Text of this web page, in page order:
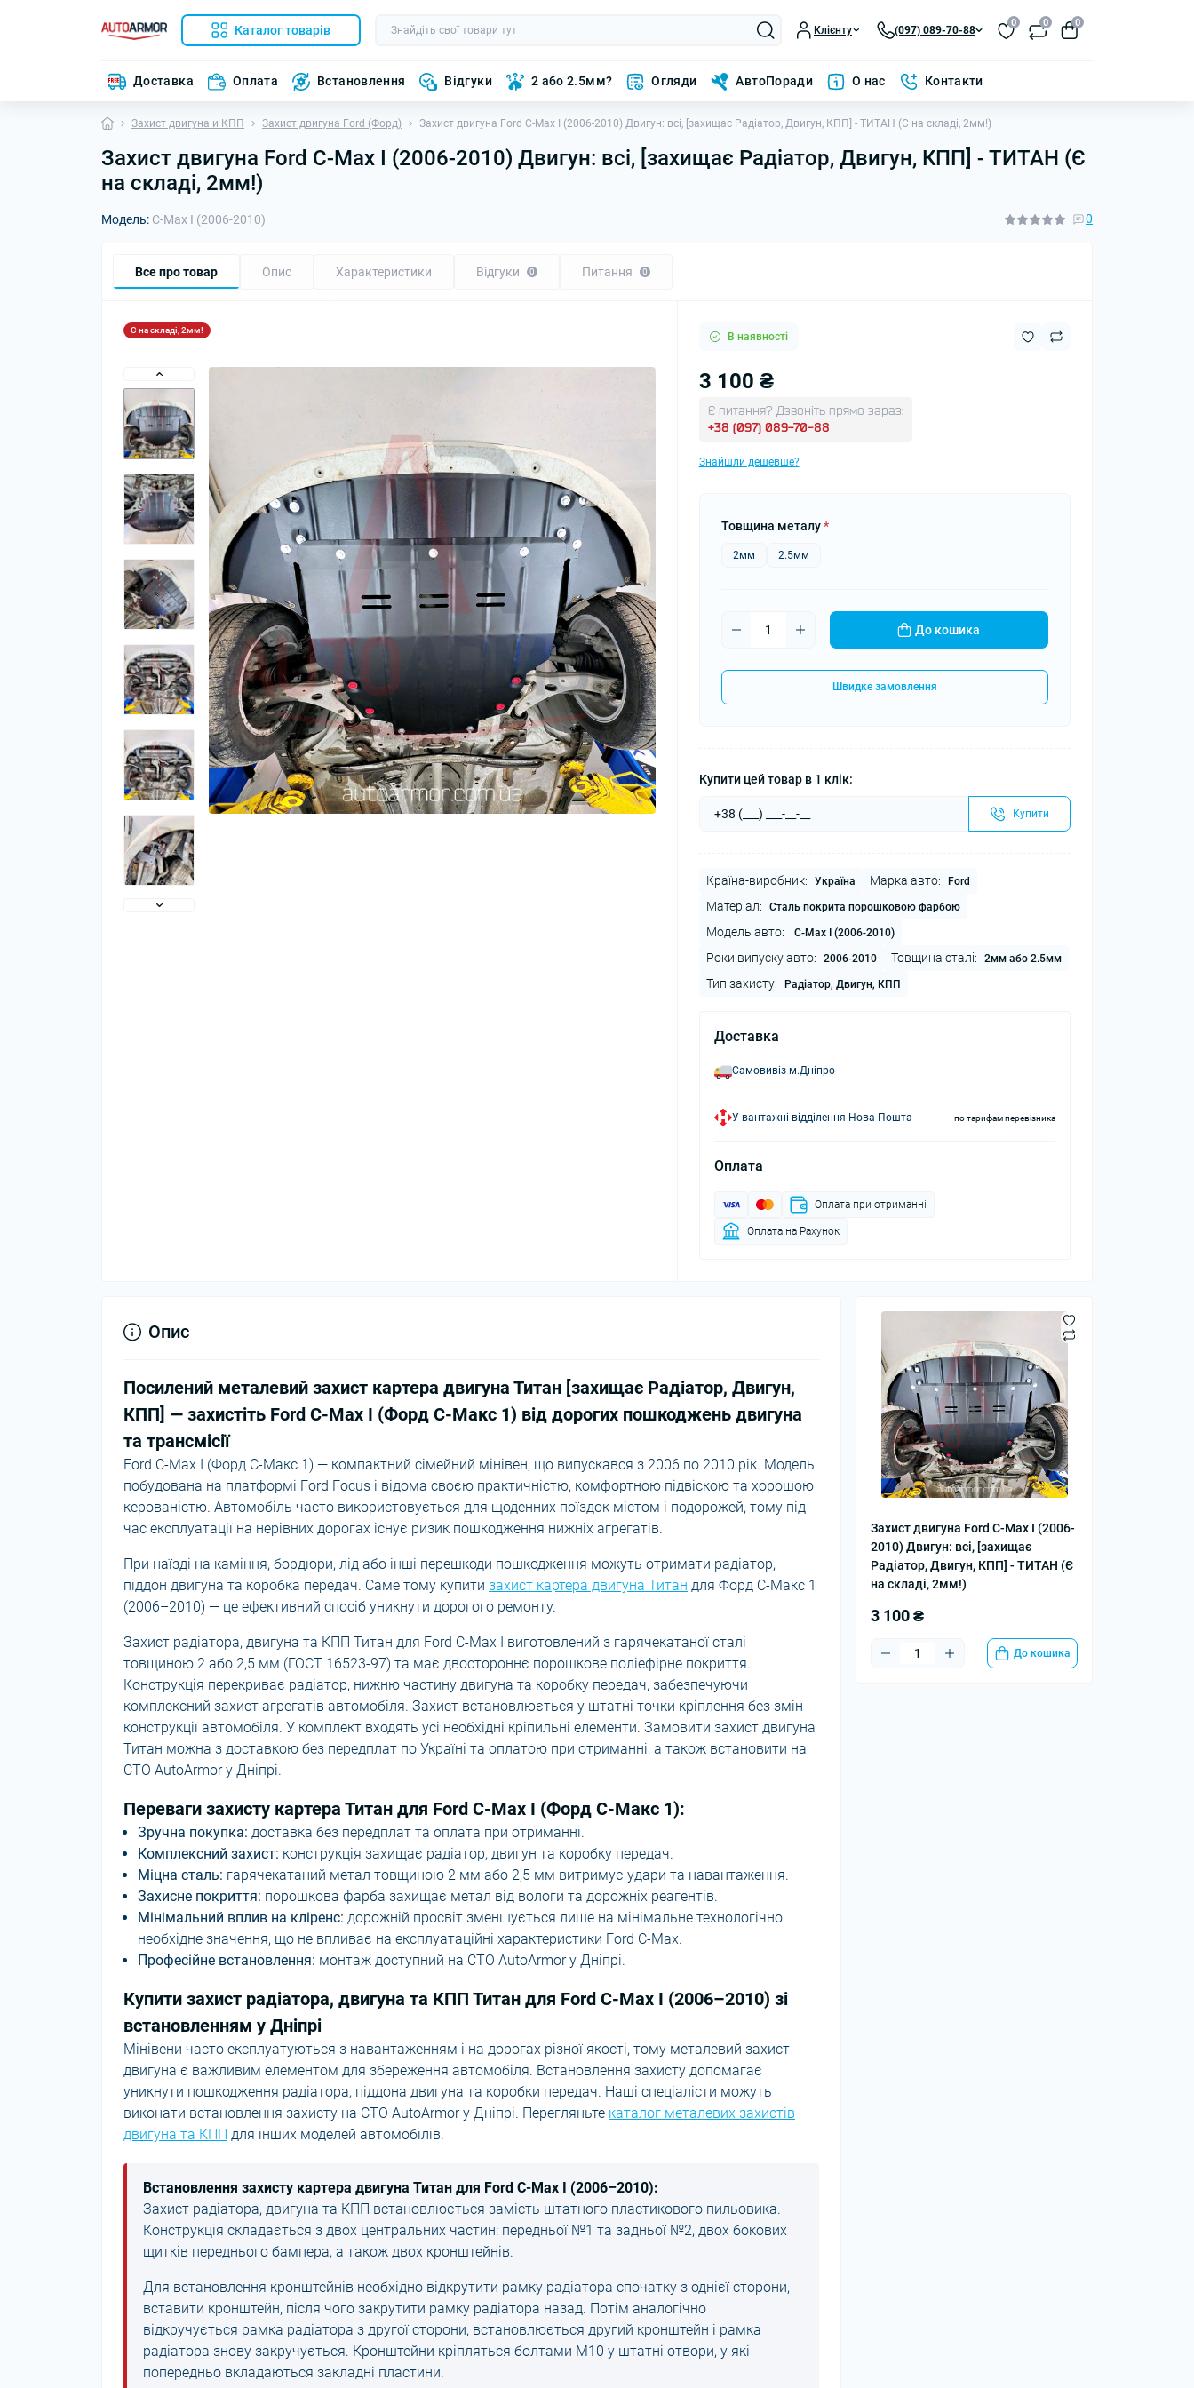
Каталог товарів Клієнту (097) 089-70-88
0 0 0
Доставка Оплата Встановлення Відгуки 2 або 2.5мм? Огляди АвтоПоради О нас Контакти
Захист двигуна и КПП Захист двигуна Ford (Форд) Захист двигуна Ford C-Max I (2006-2010) Двигун: всі, [захищає Радіатор, Двигун, КПП] - ТИТАН (Є на складі, 2мм!)
Захист двигуна Ford C-Max I (2006-2010) Двигун: всі, [захищає Радіатор, Двигун, КПП] - ТИТАН (Є
на складі, 2мм!)
Модель: C-Max I (2006-2010) 0
Все про товар Опис Характеристики Відгуки 0 Питання 0
Є на складі, 2мм!
В наявності
3 100 ₴
Є питання? Дзвоніть прямо зараз:
+38 (097) 089-70-88
Знайшли дешевше?
Товщина металу*
2мм 2.5мм
До кошика
Швидке замовлення
Купити цей товар в 1 клік:
Купити
Країна-виробник: Україна Марка авто: Ford
Матеріал: Сталь покрита порошковою фарбою
Модель авто: C-Max I (2006-2010)
Роки випуску авто: 2006-2010 Товщина сталі: 2мм або 2.5мм
Тип захисту: Радіатор, Двигун, КПП
Доставка
Самовивіз м.Дніпро
У вантажні відділення Нова Пошта по тарифам перевізника
Оплата
Оплата при отриманні
Оплата на Рахунок
Захист двигуна Ford C-Max I (2006-
2010) Двигун: всі, [захищає
Радіатор, Двигун, КПП] - ТИТАН (Є
на складі, 2мм!)
3 100 ₴
До кошика
Опис
Посилений металевий захист картера двигуна Титан [захищає Радіатор, Двигун,
КПП] — захистіть Ford C-Max I (Форд С-Макс 1) від дорогих пошкоджень двигуна
та трансмісії
Ford C-Max I (Форд С-Макс 1) — компактний сімейний мінівен, що випускався з 2006 по 2010 рік. Модель
побудована на платформі Ford Focus і відома своєю практичністю, комфортною підвіскою та хорошою
керованістю. Автомобіль часто використовується для щоденних поїздок містом і подорожей, тому під
час експлуатації на нерівних дорогах існує ризик пошкодження нижніх агрегатів.
При наїзді на каміння, бордюри, лід або інші перешкоди пошкодження можуть отримати радіатор,
піддон двигуна та коробка передач. Саме тому купити захист картера двигуна Титан для Форд С-Макс 1
(2006–2010) — це ефективний спосіб уникнути дорогого ремонту.
Захист радіатора, двигуна та КПП Титан для Ford C-Max I виготовлений з гарячекатаної сталі
товщиною 2 або 2,5 мм (ГОСТ 16523-97) та має двостороннє порошкове поліефірне покриття.
Конструкція перекриває радіатор, нижню частину двигуна та коробку передач, забезпечуючи
комплексний захист агрегатів автомобіля. Захист встановлюється у штатні точки кріплення без змін
конструкції автомобіля. У комплект входять усі необхідні кріпильні елементи. Замовити захист двигуна
Титан можна з доставкою без передплат по Україні та оплатою при отриманні, а також встановити на
СТО AutoArmor у Дніпрі.
Переваги захисту картера Титан для Ford C-Max I (Форд С-Макс 1):
Зручна покупка: доставка без передплат та оплата при отриманні.
Комплексний захист: конструкція захищає радіатор, двигун та коробку передач.
Міцна сталь: гарячекатаний метал товщиною 2 мм або 2,5 мм витримує удари та навантаження.
Захисне покриття: порошкова фарба захищає метал від вологи та дорожніх реагентів.
Мінімальний вплив на кліренс: дорожній просвіт зменшується лише на мінімальне технологічно
необхідне значення, що не впливає на експлуатаційні характеристики Ford C-Max.
Професійне встановлення: монтаж доступний на СТО AutoArmor у Дніпрі.
Купити захист радіатора, двигуна та КПП Титан для Ford C-Max I (2006–2010) зі
встановленням у Дніпрі
Мінівени часто експлуатуються з навантаженням і на дорогах різної якості, тому металевий захист
двигуна є важливим елементом для збереження автомобіля. Встановлення захисту допомагає
уникнути пошкодження радіатора, піддона двигуна та коробки передач. Наші спеціалісти можуть
виконати встановлення захисту на СТО AutoArmor у Дніпрі. Перегляньте каталог металевих захистів
двигуна та КПП для інших моделей автомобілів.
Встановлення захисту картера двигуна Титан для Ford C-Max I (2006–2010):
Захист радіатора, двигуна та КПП встановлюється замість штатного пластикового пильовика.
Конструкція складається з двох центральних частин: передньої №1 та задньої №2, двох бокових
щитків переднього бампера, а також двох кронштейнів.
Для встановлення кронштейнів необхідно відкрутити рамку радіатора спочатку з однієї сторони,
вставити кронштейн, після чого закрутити рамку радіатора назад. Потім аналогічно
відкручується рамка радіатора з другої сторони, встановлюється другий кронштейн і рамка
радіатора знову закручується. Кронштейни кріпляться болтами М10 у штатні отвори, у які
попередньо вкладаються закладні пластини.